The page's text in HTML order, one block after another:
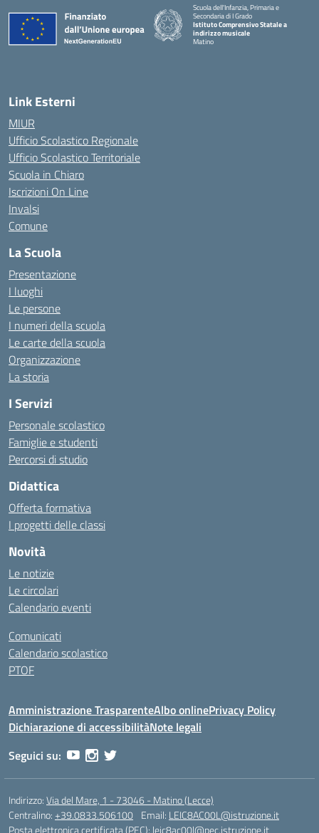
Scuola dell'Infanzia, Primaria e
Secondaria di I Grado
Istituto Comprensivo Statale a
indirizzo musicale
Matino
Link Esterni
MIUR
Ufficio Scolastico Regionale
Ufficio Scolastico Territoriale
Scuola in Chiaro
Iscrizioni On Line
Invalsi
Comune
La Scuola
Presentazione
I luoghi
Le persone
I numeri della scuola
Le carte della scuola
Organizzazione
La storia
I Servizi
Personale scolastico
Famiglie e studenti
Percorsi di studio
Didattica
Offerta formativa
I progetti delle classi
Novità
Le notizie
Le circolari
Calendario eventi
Comunicati
Calendario scolastico
PTOF
Amministrazione TrasparenteAlbo onlinePrivacy Policy
Dichiarazione di accessibilitàNote legali
Seguici su:
Indirizzo:Via del Mare, 1 - 73046 - Matino (Lecce)
Centralino:+39.0833.506100 Email: LEIC8AC00L@istruzione.it
Posta elettronica certificata (PEC): leic8ac00l@pec.istruzione.it